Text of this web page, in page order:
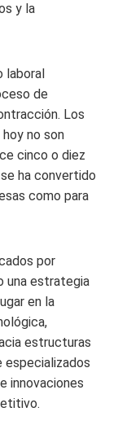
y la
laboral
de
Los
no son
cinco o diez
ha convertido
como para
por
una estrategia
en la
estructuras
especializados
innovaciones